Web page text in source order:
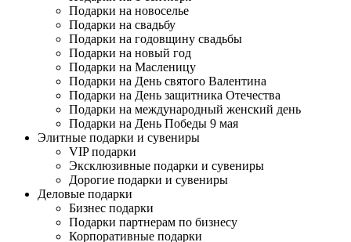
Подарки на новоселье
Подарки на свадьбу
Подарки на годовщину свадьбы
Подарки на новый год
Подарки на Масленицу
Подарки на День святого Валентина
Подарки на День защитника Отечества
Подарки на международный женский день
Подарки на День Победы 9 мая
Элитные подарки и сувениры
VIP подарки
Эксклюзивные подарки и сувениры
Дорогие подарки и сувениры
Деловые подарки
Бизнес подарки
Подарки партнерам по бизнесу
Корпоративные подарки